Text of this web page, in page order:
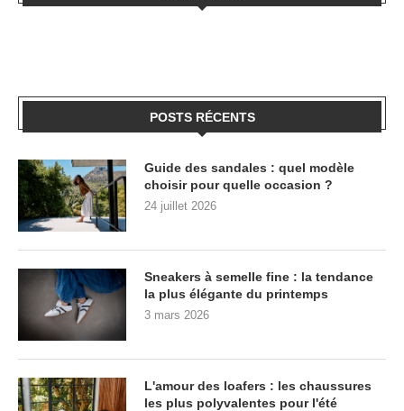
POSTS RÉCENTS
Guide des sandales : quel modèle
choisir pour quelle occasion ?
24 juillet 2026
Sneakers à semelle fine : la tendance
la plus élégante du printemps
3 mars 2026
L'amour des loafers : les chaussures
les plus polyvalentes pour l'été